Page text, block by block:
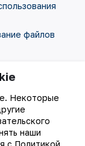
файлов
Некоторые
наши
с Политикой